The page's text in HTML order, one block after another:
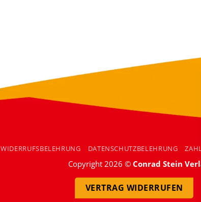
WIDERRUFSBELEHRUNG DATENSCHUTZBELEHRUNG
Copyright 2026 © Conrad Stein
VERTRAG WIDERRUFEN